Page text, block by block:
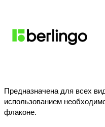
Уже купили
Предназначена для всех
использованием
флаконе.